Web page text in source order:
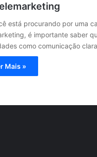
está procurando por uma
é importante saber
como comunicação
Mais »